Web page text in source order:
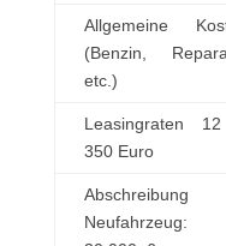
Allgemeine
(Benzin,
etc.)
Leasingraten
350 Euro
Abschreibung
Neufahrzeug: